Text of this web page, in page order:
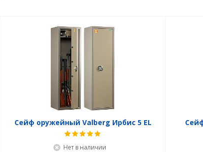
Сейф оружейный Valberg Ирбис 5 EL
Нет в наличии